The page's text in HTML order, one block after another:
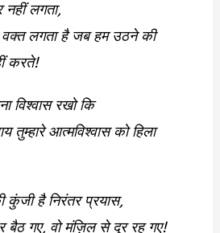
नहीं लगता,
लगता है जब हम उठने की
करते!
विश्वास रखो कि
तुम्हारे आत्मविश्वास को हिला
कुंजी है निरंतर प्रयास,
गए, वो मंज़िल से दूर रह गए!